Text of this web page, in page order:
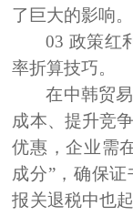
了巨大的影响。
03 政策红
率折算技巧。
在中韩贸
成本、提升竞
优惠，企业需
成分”，确保
报关退税中也